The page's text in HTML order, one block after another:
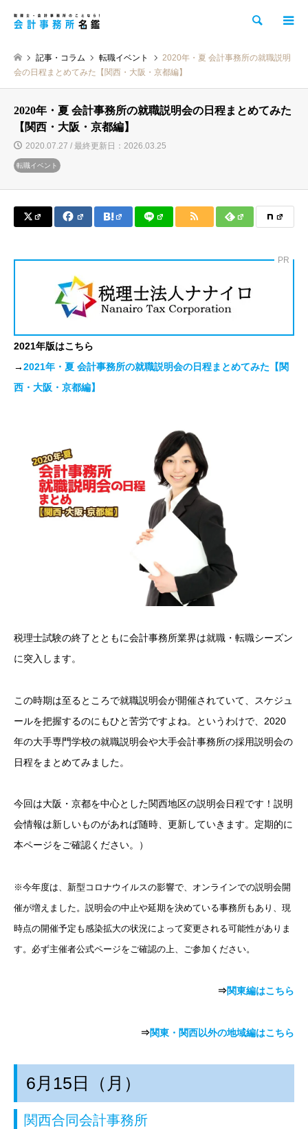
検索
記事・コラム 転職イベント
2020年・夏 会計事務所の就職説明
会の日程まとめてみた【関西・大阪・京都編】
2020年・夏 会計事務所の就職説明会の日程まとめてみた
【関西・大阪・京都編】
2020.07.27 / 最終更新日：2026.03.25
転職イベント
PR
2021年版はこちら
→2021年・夏 会計事務所の就職説明会の日程まとめてみた【関
西・大阪・京都編】
税理士試験の終了とともに会計事務所業界は就職・転職シーズン
に突入します。
この時期は至るところで就職説明会が開催されていて、スケジュ
ールを把握するのにもひと苦労ですよね。というわけで、2020
年の大手専門学校の就職説明会や大手会計事務所の採用説明会の
日程をまとめてみました。
今回は大阪・京都を中心とした関西地区の説明会日程です！説明
会情報は新しいものがあれば随時、更新していきます。定期的に
本ページをご確認ください。）
※今年度は、新型コロナウイルスの影響で、オンラインでの説明会開
催が増えました。説明会の中止や延期を決めている事務所もあり、現
時点の開催予定も感染拡大の状況によって変更される可能性がありま
す。必ず主催者公式ページをご確認の上、ご参加ください。
⇒関東編はこちら
⇒関東・関西以外の地域編はこちら
6月15日（月）
関西合同会計事務所